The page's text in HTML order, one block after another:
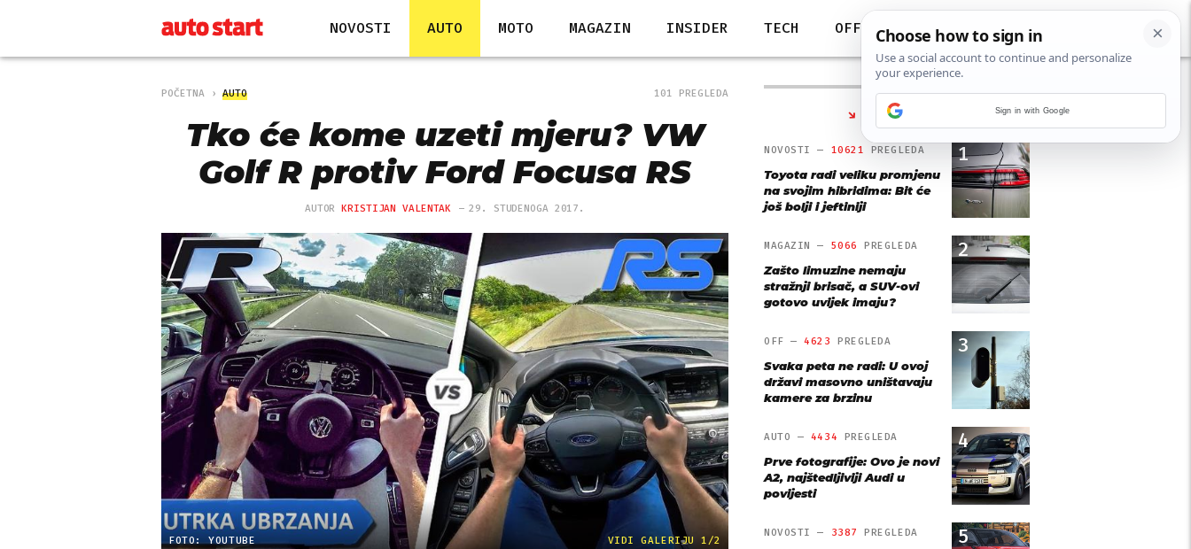
NOVOSTI AUTO MOTO MAGAZIN INSIDER TECH OFF
POČETNA AUTO 101 PREGLEDA
Tko će kome uzeti mjeru? VW
Golf R protiv Ford Focusa RS
AUTORKRISTIJAN VALENTAK 29. STUDENOGA 2017.
FOTO: YOUTUBE VIDI GALERIJU 1/2
NAJČITANIJE
1
NOVOSTI — 10621 PREGLEDA
Toyota radi veliku promjenu
na svojim hibridima: Bit će
još bolji i jeftiniji
2
MAGAZIN — 5066 PREGLEDA
Zašto limuzine nemaju
stražnji brisač, a SUV-ovi
gotovo uvijek imaju?
3
OFF —4623 PREGLEDA
Svaka peta ne radi: U ovoj
državi masovno uništavaju
kamere za brzinu
4
AUTO — 4434 PREGLEDA
Prve fotografije: Ovo je novi
A2, najštedljiviji Audi u
povijesti
5
NOVOSTI — 3387 PREGLEDA
Sign in with Google